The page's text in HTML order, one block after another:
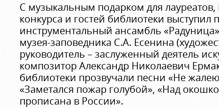
С музыкальным подарком для лауреатов,
конкурса и гостей библиотеки выступил
инструментальный ансамбль
музея-заповедника С.А. Есенина
руководитель – заслуженный деятель
композитор Александр Николаевич
библиотеки прозвучали песни «Не
«Заметался пожар голубой», «Над
прописана в России».